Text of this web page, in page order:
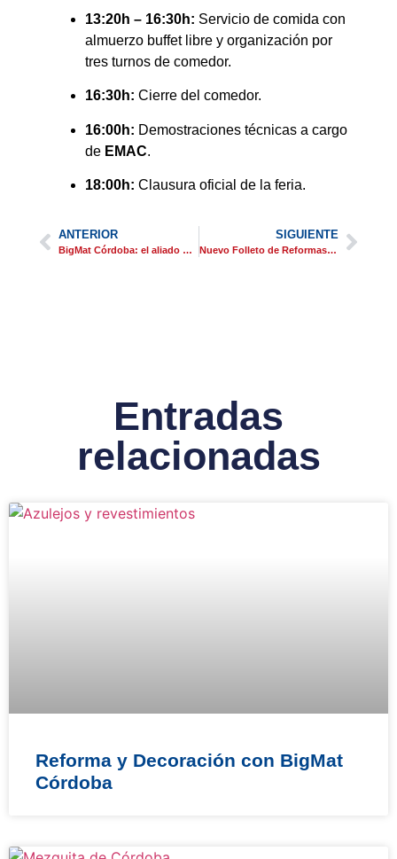
13:20h – 16:30h: Servicio de comida con
almuerzo buffet libre y organización por
tres turnos de comedor.
16:30h: Cierre del comedor.
16:00h: Demostraciones técnicas a cargo
de EMAC.
18:00h: Clausura oficial de la feria.
ANTERIOR
BigMat Córdoba: el aliado del reformista
SIGUIENTE
Nuevo Folleto de Reformas en Córdoba 2026
Entradas
relacionadas
Reforma y Decoración con BigMat
Córdoba